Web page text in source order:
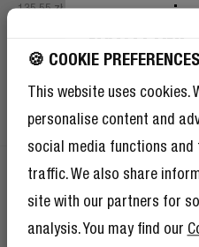
🍪 COOKIE PREFERENCES
This website uses cookies.
personalise content and
social media functions and
traffic. We also share
site with our partners for
analysis. You may find our
135,55 zł
10% ZNIŻKI
10%
NASTĘPNE
10% zniżki na to
Buntowników to